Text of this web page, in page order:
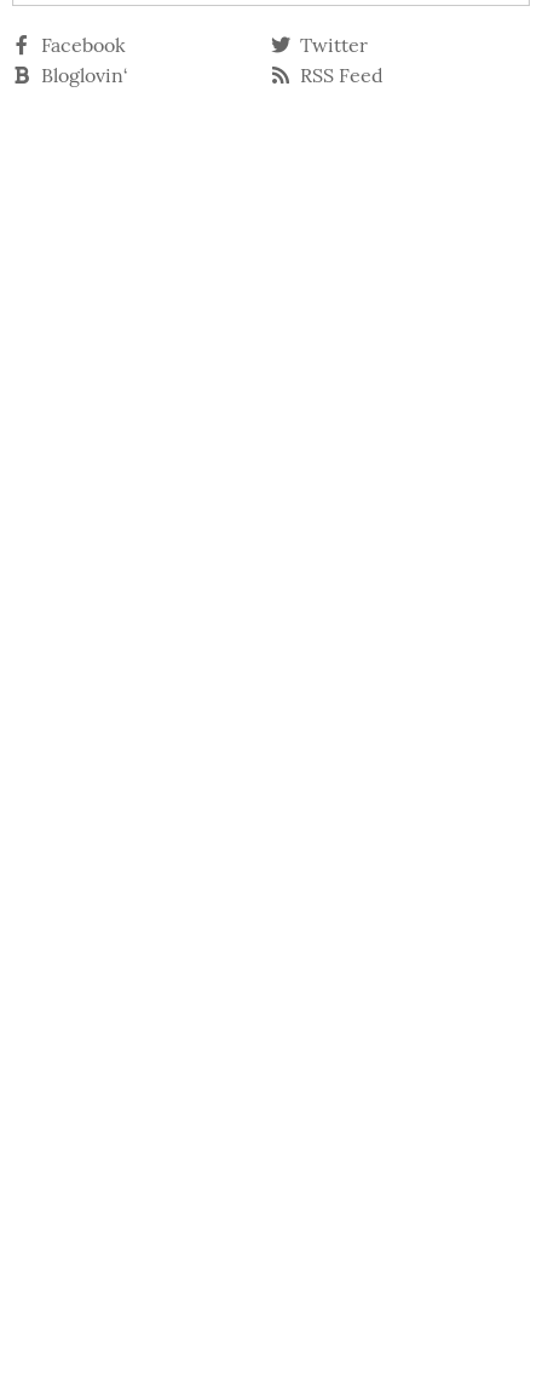
Facebook
Twitter
Bloglovin‘
RSS Feed